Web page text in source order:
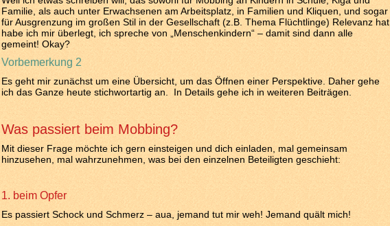
Familie, als auch unter Erwachsenen am Arbeitsplatz, in Familien und Kliquen, und sogar
für Ausgrenzung im großen Stil in der Gesellschaft (z.B. Thema Flüchtlinge) Relevanz hat,
habe ich mir überlegt, ich spreche von „Menschenkindern“ – damit sind dann alle
gemeint! Okay?
Vorbemerkung 2
Es geht mir zunächst um eine Übersicht, um das Öffnen einer Perspektive. Daher gehe
ich das Ganze heute stichwortartig an. In Details gehe ich in weiteren Beiträgen.
Was passiert beim Mobbing?
Mit dieser Frage möchte ich gern einsteigen und dich einladen, mal gemeinsam
hinzusehen, mal wahrzunehmen, was bei den einzelnen Beteiligten geschieht:
1. beim Opfer
Es passiert Schock und Schmerz – aua, jemand tut mir weh! Jemand quält mich!